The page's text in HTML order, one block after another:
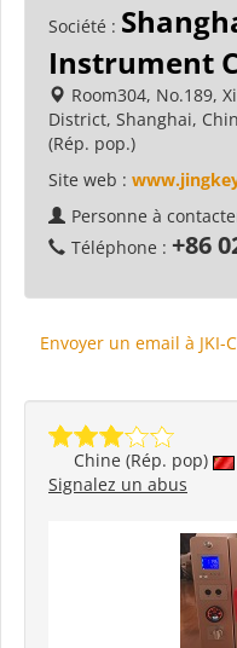
Société :
Instrument
Room304, No.189,
District, Shanghai,
(Rép. pop.)
Site web :
Personne à
Téléphone : +86
Envoyer un email à JKI-
Chine (Rép. pop)
Signalez un abus